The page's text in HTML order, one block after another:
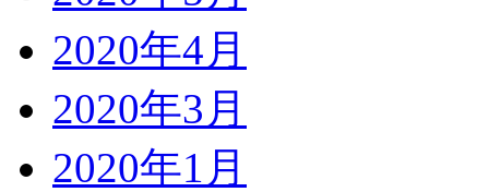
2020年4月
2020年3月
2020年1月